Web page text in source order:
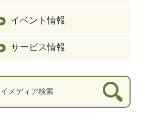
イベント情報
サービス情報